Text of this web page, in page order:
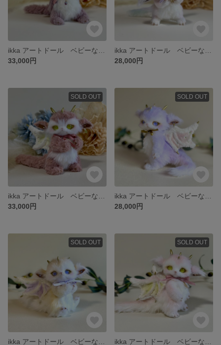
33,000円
28,000円
SOLD OUT
33,000円
SOLD OUT
28,000円
SOLD OUT SOLD OUT